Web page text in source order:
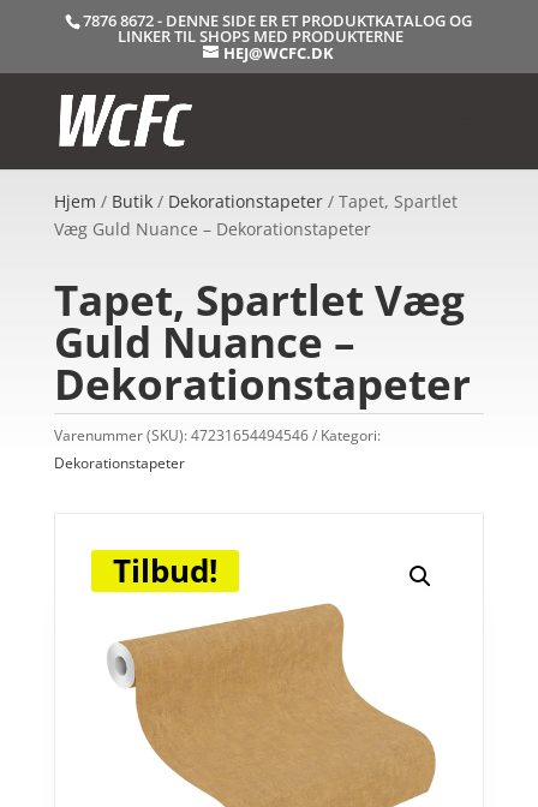
7876 8672 - DENNE SIDE ER ET PRODUKTKATALOG OG
LINKER TIL SHOPS MED PRODUKTERNE
HEJ@WCFC.DK
Hjem / Butik/ Dekorationstapeter/ Tapet, Spartlet
Væg Guld Nuance – Dekorationstapeter
Tapet, Spartlet Væg
Guld Nuance –
Dekorationstapeter
Varenummer (SKU):47231654494546
Kategori:
Dekorationstapeter
Tilbud!